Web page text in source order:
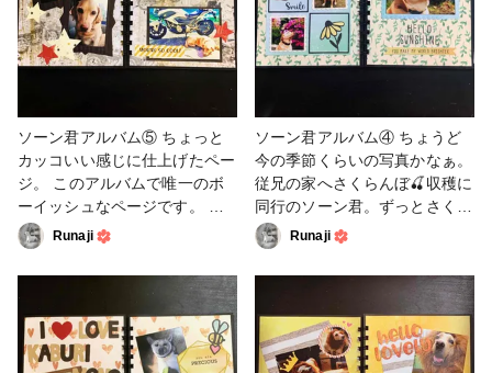
できるのが嬉しいですね❤️ #ス
タンプ #zutter #binditall #リン
グ式製本機 #手作りノート #フ
キング #スタンプ #ダイ #ファ
ンれぽ_クロップパーティー
ソーン君アルバム⑤ ちょっと
カッコいい感じに仕上げたペー
ジ。 このアルバムで唯一のボ
ーイッシュなページです。 レ
イバンのサングラスが似合う🕶
#zutter #binditall #リング式製
本機 #手作りアルバム #スクラ
ップブッキング #スタンプ #ダ
イ #ファンれぽ_クロップパー
ティー
Runaji
ソーン君アルバム④ ちょうど
今の季節くらいの写真かなぁ。
従兄の家へさくらんぼ🍒収穫に
同行のソーン君。ずっとさくら
んぼが落ちてくるのを首を長ー
くして待ってました。 #zutter
#binditall #リング式製本機 #手
キング #スタンプ #ダイ #ファ
ンれぽ_クロップパーティー
Runaji